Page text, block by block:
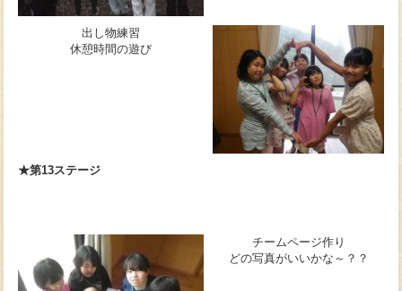
出し物練習
休憩時間の遊び
★第13ステージ
チームページ作り
どの写真がいいかな～？？